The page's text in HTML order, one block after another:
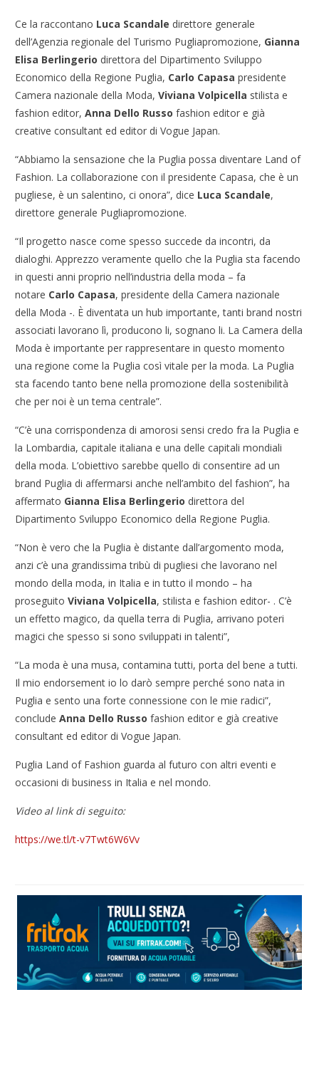
Ce la raccontano Luca Scandale direttore generale
dell’Agenzia regionale del Turismo Pugliapromozione, Gianna
Elisa Berlingerio direttora del Dipartimento Sviluppo
Economico della Regione Puglia, Carlo Capasa presidente
Camera nazionale della Moda,Viviana Volpicella stilista e
fashion editor,Anna Dello Russo fashion editor e già
creative consultant ed editor di Vogue Japan.
“Abbiamo la sensazione che la Puglia possa diventare Land of
Fashion. La collaborazione con il presidente Capasa, che è un
pugliese, è un salentino, ci onora”, dice Luca Scandale,
direttore generale Pugliapromozione.
“Il progetto nasce come spesso succede da incontri, da
dialoghi. Apprezzo veramente quello che la Puglia sta facendo
in questi anni proprio nell’industria della moda – fa
notare Carlo Capasa, presidente della Camera nazionale
della Moda -. È diventata un hub importante, tanti brand nostri
associati lavorano lì, producono li, sognano li. La Camera della
Moda è importante per rappresentare in questo momento
una regione come la Puglia così vitale per la moda. La Puglia
sta facendo tanto bene nella promozione della sostenibilità
che per noi è un tema centrale”.
“C’è una corrispondenza di amorosi sensi credo fra la Puglia e
la Lombardia, capitale italiana e una delle capitali mondiali
della moda. L’obiettivo sarebbe quello di consentire ad un
brand Puglia di affermarsi anche nell’ambito del fashion”, ha
affermato Gianna Elisa Berlingerio direttora del
Dipartimento Sviluppo Economico della Regione Puglia.
“Non è vero che la Puglia è distante dall’argomento moda,
anzi c’è una grandissima tribù di pugliesi che lavorano nel
mondo della moda, in Italia e in tutto il mondo – ha
proseguitoViviana Volpicella, stilista e fashion editor- . C’è
un effetto magico, da quella terra di Puglia, arrivano poteri
magici che spesso si sono sviluppati in talenti”,
“La moda è una musa, contamina tutti, porta del bene a tutti.
Il mio endorsement io lo darò sempre perché sono nata in
Puglia e sento una forte connessione con le mie radici”,
concludeAnna Dello Russo fashion editor e già creative
consultant ed editor di Vogue Japan.
Puglia Land of Fashion guarda al futuro con altri eventi e
occasioni di business in Italia e nel mondo.
Video al link di seguito:
https://we.tl/t-v7Twt6W6Vv